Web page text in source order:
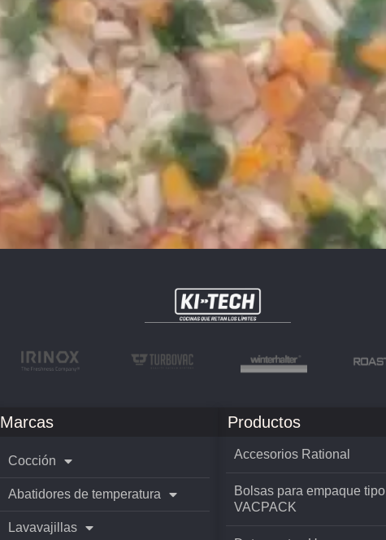
Marcas
Cocción
Abatidores de temperatura
Lavavajillas
Productos
Accesorios Rational
Bolsas para empaque tipo
VACPACK